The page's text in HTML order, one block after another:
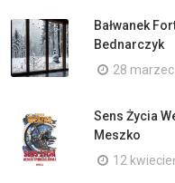
Bałwanek
Bednarczyk
28
Sens Życia
Meszko
12